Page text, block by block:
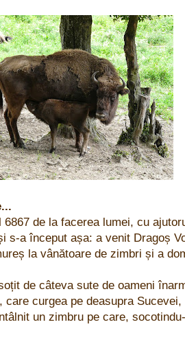
6867 de la facerea lumei, cu
s-a început așa: a venit Dragoș
la vânătoare de zimbri și a
de câteva sute de oameni
care curgea pe deasupra
un zimbru pe care,